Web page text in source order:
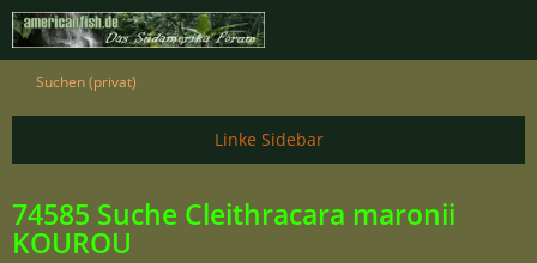
Suchen (privat)
74585 Suche Cleithracara maronii
KOUROU